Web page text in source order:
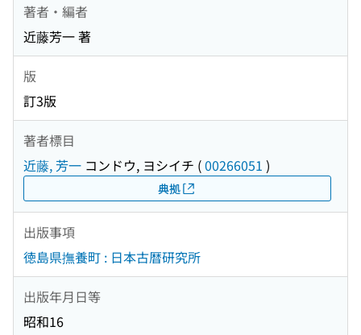
著者・編者
近藤芳一 著
版
訂3版
著者標目
近藤, 芳一 コンドウ, ヨシイチ (00266051 )
典拠
出版事項
徳島県撫養町 : 日本古暦研究所
出版年月日等
昭和16